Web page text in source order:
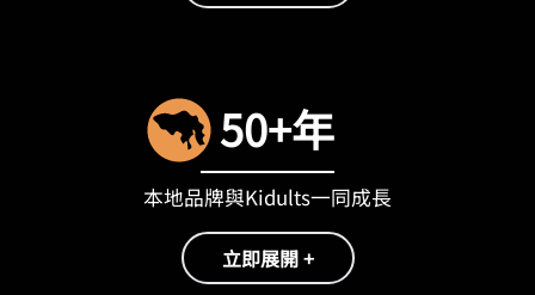
50+年
本地品牌與Kidults一同成長
立即展開 +